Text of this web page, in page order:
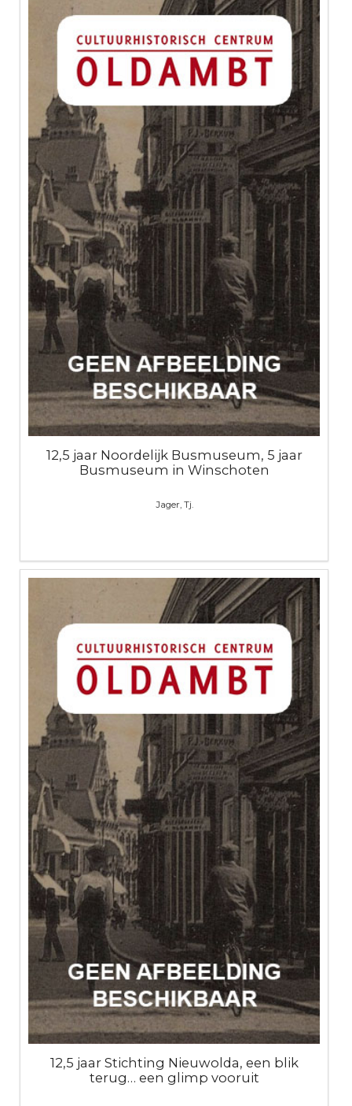
12,5 jaar Noordelijk Busmuseum, 5 jaar
Busmuseum in Winschoten
Jager, Tj.
12,5 jaar Stichting Nieuwolda, een blik
terug… een glimp vooruit